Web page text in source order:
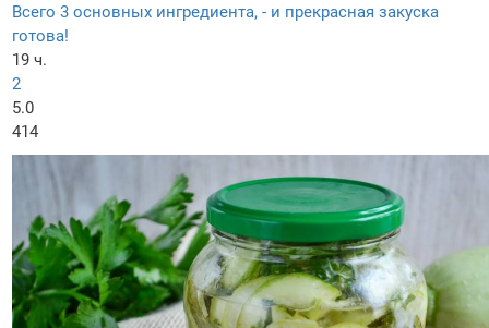
Всего 3 основных ингредиента, - и прекрасная закуска
готова!
19 ч.
2
5.0
414